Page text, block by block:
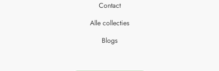
Contact
Alle collecties
Blogs